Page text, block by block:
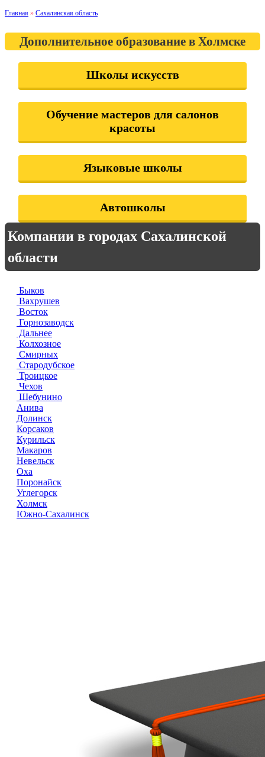
Главная » Сахалинская область
Дополнительное образование в Холмске
Школы искусств
Обучение мастеров для салонов
красоты
Языковые школы
Автошколы
Компании в городах Сахалинской
области
Быков
Вахрушев
Восток
Горнозаводск
Дальнее
Колхозное
Смирных
Стародубское
Троицкое
Чехов
Шебунино
Анива
Долинск
Корсаков
Курильск
Макаров
Невельск
Оха
Поронайск
Углегорск
Холмск
Южно-Сахалинск